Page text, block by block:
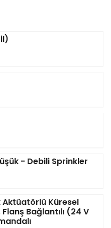
- Debili Sprinkler
Aktüatörlü Küresel
Flanş Bağlantılı (24 V